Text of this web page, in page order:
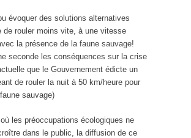
évoquer des solutions alternatives
de rouler moins vite, à une vitesse
la présence de la faune sauvage!
seconde les conséquences sur la crise
que le Gouvernement édicte un
de rouler la nuit à 50 km/heure pour
sauvage)
où les préoccupations écologiques ne
dans le public, la diffusion de ce